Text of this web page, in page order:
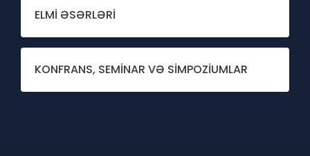
ELMİ ƏSƏRLƏRİ
KONFRANS, SEMİNAR VƏ SİMPOZİUMLAR